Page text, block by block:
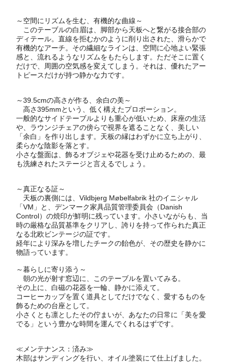
～空間にリズムを生む、有機的な曲線～
このテーブルの白眉は、脚部から天板へと繋がる接合部の
ディテール。直線を拒むかのように削り出された、滑らかで
有機的なアーチ。その繊細なラインは、空間に心地よい緊張
感と、流れるようなリズムをもたらします。ただそこに置く
だけで、周囲の空気感を変えてしまう。それは、優れたアー
トピースだけが持つ静かな力です。
～39.5cmの高さが作る、余白の美～
高さ395mmという、低く構えたプロポーション。
一般的なサイドテーブルよりも重心が低いため、床座の生活
や、ラウンジチェアの傍らで視界を遮ることなく、美しい
「余白」を作り出します。天板の縁はわずかに立ち上がり、
柔らかな陰影を落とす。
小さな盤面は、飾るオブジェや花器を受け止めるための、最
も洗練されたステージと言えるでしょう。
～真正なる証～
天板の裏側には、Vildbjerg Møbelfabrik 社のイニシャル
「VM」と、デンマーク家具品質管理委員会（Danish
Control）の焼印が鮮明に残っています。小さいながらも、当
時の厳格な品質基準をクリアし、誇りを持って作られた真正
なる北欧ビンテージの証です。
経年により深みを増したチークの飴色が、その歴史を静かに
物語っています。
～暮らしに寄り添う～
朝の光が射す窓辺に、このテーブルを置いてみる。
その上に、白磁の花器を一輪、静かに添えて。
コーヒーカップを置く道具としてだけでなく、愛するものを
飾るための台座として。
小さくとも凛としたその佇まいが、あなたの日常に「美を愛
でる」という豊かな時間を運んでくれるはずです。
≪メンテナンス：済み≫
木部はサンディングを行い、オイル塗装にて仕上げました。